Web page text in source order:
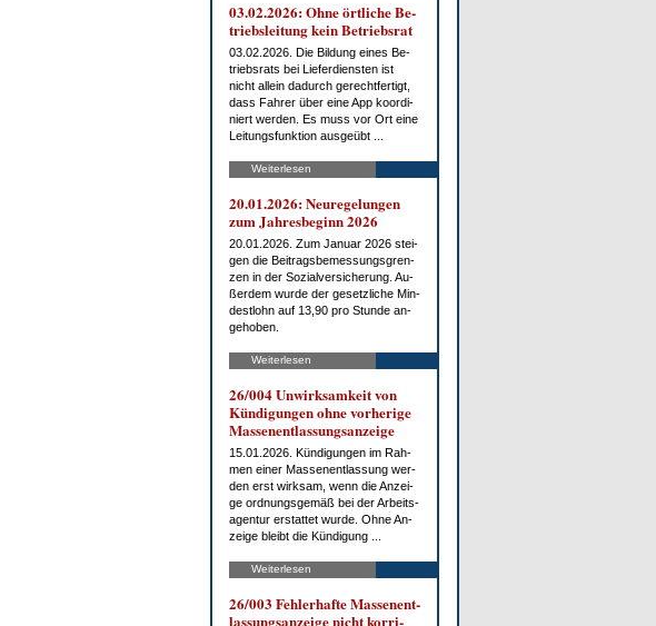
03.02.2026: Oh­ne ört­li­che Be­
triebs­lei­tung kein Be­triebs­rat
03.02.2026. Die Bil­dung ei­nes Be­
triebs­rats bei Lie­fer­diens­ten ist
nicht al­lein da­durch ge­recht­fer­tigt,
dass Fah­rer über ei­ne App ko­or­di­
niert wer­den. Es muss vor Ort ei­ne
Lei­tungs­funk­ti­on aus­ge­übt ...
Weiterlesen
20.01.2026: Neu­re­ge­lun­gen
zum Jah­res­be­ginn 2026
20.01.2026. Zum Ja­nu­ar 2026 stei­
gen die Bei­trags­be­mes­sungs­gren­
zen in der So­zi­al­ver­si­che­rung. Au­
ßer­dem wur­de der ge­setz­li­che Min­
dest­lohn auf 13,90 pro St­un­de an­
ge­ho­ben.
Weiterlesen
26/004 Un­wirk­sam­keit von
Kün­di­gun­gen oh­ne vor­he­ri­ge
Mas­sen­ent­las­sungs­an­zei­ge
15.01.2026. Kün­di­gun­gen im Rah­
men ei­ner Mas­sen­ent­las­sung wer­
den erst wirk­sam, wenn die An­zei­
ge ord­nungs­ge­mäß bei der Ar­beits­
agen­tur er­stat­tet wur­de. Oh­ne An­
zei­ge bleibt die Kün­di­gung ...
Weiterlesen
26/003 Feh­ler­haf­te Mas­sen­ent­
las­sungs­an­zei­ge nicht kor­ri­